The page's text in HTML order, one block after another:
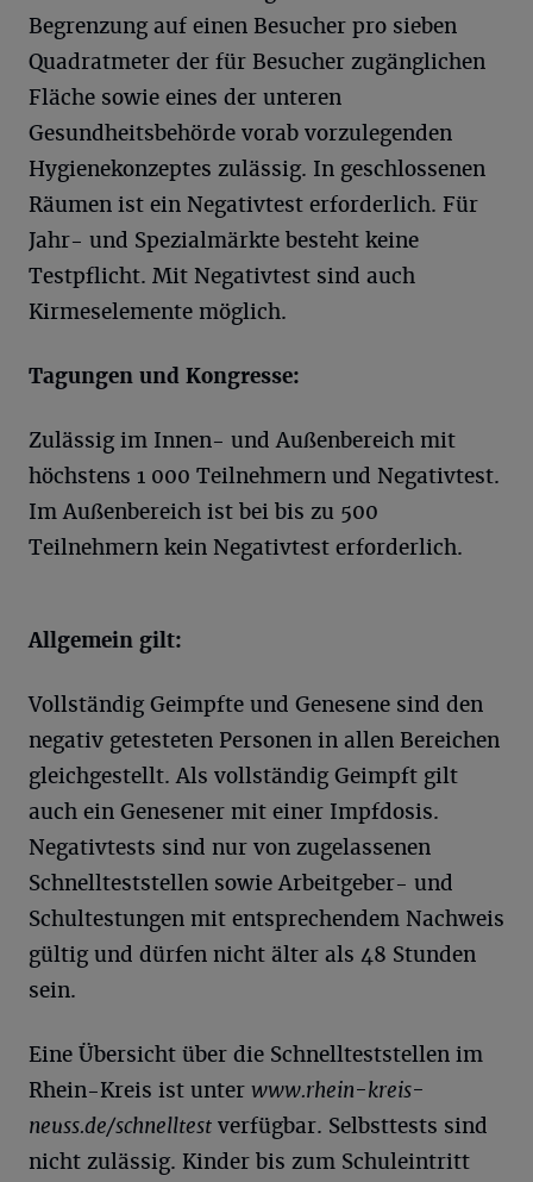
Begrenzung auf einen Besucher pro sieben
Quadratmeter der für Besucher zugänglichen
Fläche sowie eines der unteren
Gesundheitsbehörde vorab vorzulegenden
Hygienekonzeptes zulässig. In geschlossenen
Räumen ist ein Negativtest erforderlich. Für
Jahr- und Spezialmärkte besteht keine
Testpflicht. Mit Negativtest sind auch
Kirmeselemente möglich.
Tagungen und Kongresse:
Zulässig im Innen- und Außenbereich mit
höchstens 1 000 Teilnehmern und Negativtest.
Im Außenbereich ist bei bis zu 500
Teilnehmern kein Negativtest erforderlich.
Allgemein gilt:
Vollständig Geimpfte und Genesene sind den
negativ getesteten Personen in allen Bereichen
gleichgestellt. Als vollständig Geimpft gilt
auch ein Genesener mit einer Impfdosis.
Negativtests sind nur von zugelassenen
Schnellteststellen sowie Arbeitgeber- und
Schultestungen mit entsprechendem Nachweis
gültig und dürfen nicht älter als 48 Stunden
sein.
Eine Übersicht über die Schnellteststellen im
Rhein-Kreis ist unter www.rhein-kreis-
neuss.de/schnelltest verfügbar. Selbsttests sind
nicht zulässig. Kinder bis zum Schuleintritt